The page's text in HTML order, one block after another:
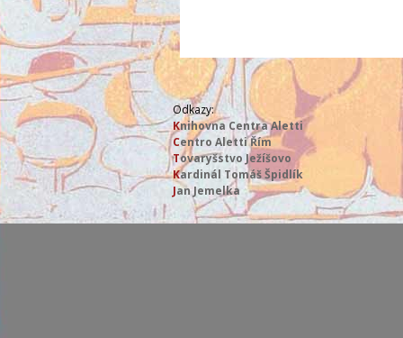
Odkazy:
Knihovna Centra Aletti
Centro Aletti Řím
Tovaryšstvo Ježíšovo
Kardinál Tomáš Špidlík
Jan Jemelka